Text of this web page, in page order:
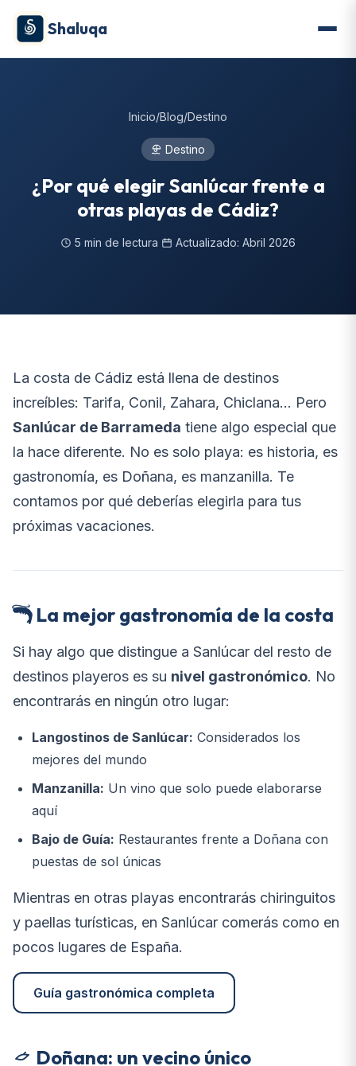
Shaluqa
Inicio/Blog/Destino
Destino
¿Por qué elegir Sanlúcar frente a
otras playas de Cádiz?
5 min de lectura Actualizado: Abril 2026
La costa de Cádiz está llena de destinos
increíbles: Tarifa, Conil, Zahara, Chiclana... Pero
Sanlúcar de Barrameda tiene algo especial que
la hace diferente. No es solo playa: es historia, es
gastronomía, es Doñana, es manzanilla. Te
contamos por qué deberías elegirla para tus
próximas vacaciones.
La mejor gastronomía de la costa
Si hay algo que distingue a Sanlúcar del resto de
destinos playeros es su nivel gastronómico. No
encontrarás en ningún otro lugar:
Langostinos de Sanlúcar: Considerados los
mejores del mundo
Manzanilla: Un vino que solo puede elaborarse
aquí
Bajo de Guía: Restaurantes frente a Doñana con
puestas de sol únicas
Mientras en otras playas encontrarás chiringuitos
y paellas turísticas, en Sanlúcar comerás como en
pocos lugares de España.
Guía gastronómica completa
Doñana: un vecino único